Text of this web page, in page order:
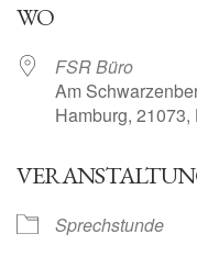
WO
FSR Büro
Am
Hamburg, 21073,
Sprechstunde